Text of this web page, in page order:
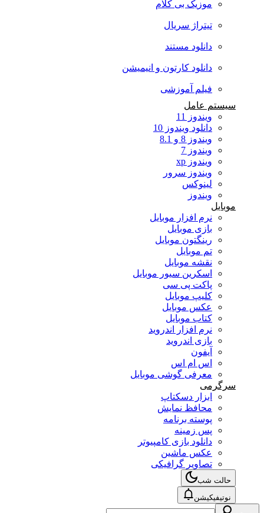
موزیک بی کلام
تیتراژ سریال
دانلود مستند
دانلود کارتون و انیمیشن
فیلم آموزشی
سیستم عامل
ویندوز 11
دانلود ویندوز 10
ویندوز 8 و 8.1
ویندوز 7
ویندوز xp
ویندوز سرور
لینوکس
ویندوز
موبایل
نرم افزار موبایل
بازی موبایل
رینگتون موبایل
تم موبایل
نقشه موبایل
اسکرین سیور موبایل
پاکت پی سی
کلیپ موبایل
عکس موبایل
کتاب موبایل
نرم افزار اندروید
بازی اندروید
آیفون
اس ام اس
معرفی گوشی موبایل
سرگرمی
ابزار دسکتاپ
محافظ نمایش
پوسته برنامه
پس زمینه
دانلود بازی کامپیوتر
عکس ماشین
تصاویر گرافیکی
حالت شب
نوتیفیکیشن